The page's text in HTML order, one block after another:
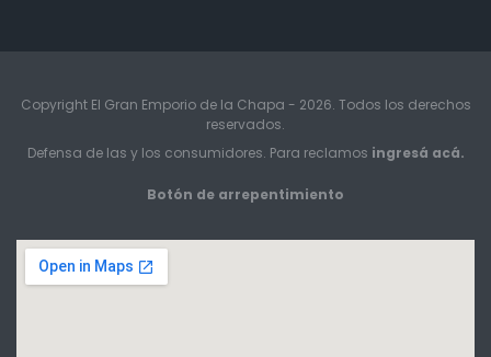
Copyright El Gran Emporio de la Chapa - 2026. Todos los derechos
reservados.
Defensa de las y los consumidores. Para reclamos ingresá acá.
Botón de arrepentimiento